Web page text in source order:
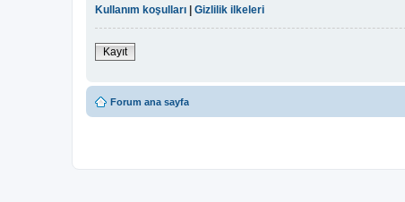
Kullanım koşulları
Gizlilik ilkeleri
Kayıt
Forum ana sayfa